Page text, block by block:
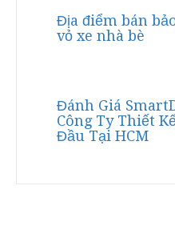
Địa điểm bán
vỏ xe nhà bè
Đánh Giá
Công Ty Thiết
Đầu Tại HCM